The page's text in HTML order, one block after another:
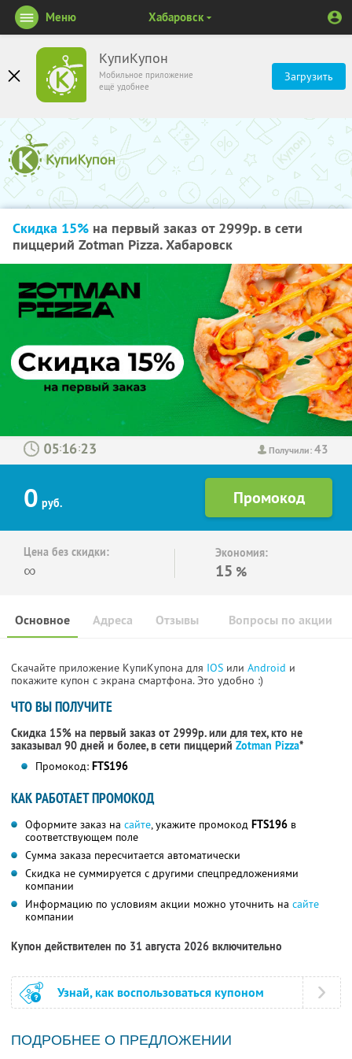
КупиКупон
Мобильное приложение
ещё удобнее
Загрузить
Меню Хабаровск
Скидка 15% на первый заказ от 2999р. в сети
пиццерий Zotman Pizza. Хабаровск
Получили:43
: :
0 руб.
Цена без скидки:
∞
Экономия:
15 %
Основное Отзывы Вопросы по акции
Адреса
Скачайте приложение КупиКупона для IOS или Android и
покажите купон с экрана смартфона. Это удобно :)
ЧТО ВЫ ПОЛУЧИТЕ
Скидка 15% на первый заказ от 2999р. или для тех, кто не
заказывал 90 дней и более, в сети пиццерий Zotman Pizza*
Промокод: FTS196
КАК РАБОТАЕТ ПРОМОКОД
Оформите заказ на сайте, укажите промокод FTS196 в
соответствующем поле
Сумма заказа пересчитается автоматически
Скидка не суммируется с другими спецпредложениями
компании
Информацию по условиям акции можно уточнить на сайте
компании
Купон действителен по 31 августа 2026 включительно
Узнай, как воспользоваться купоном
ПОДРОБНЕЕ О ПРЕДЛОЖЕНИИ